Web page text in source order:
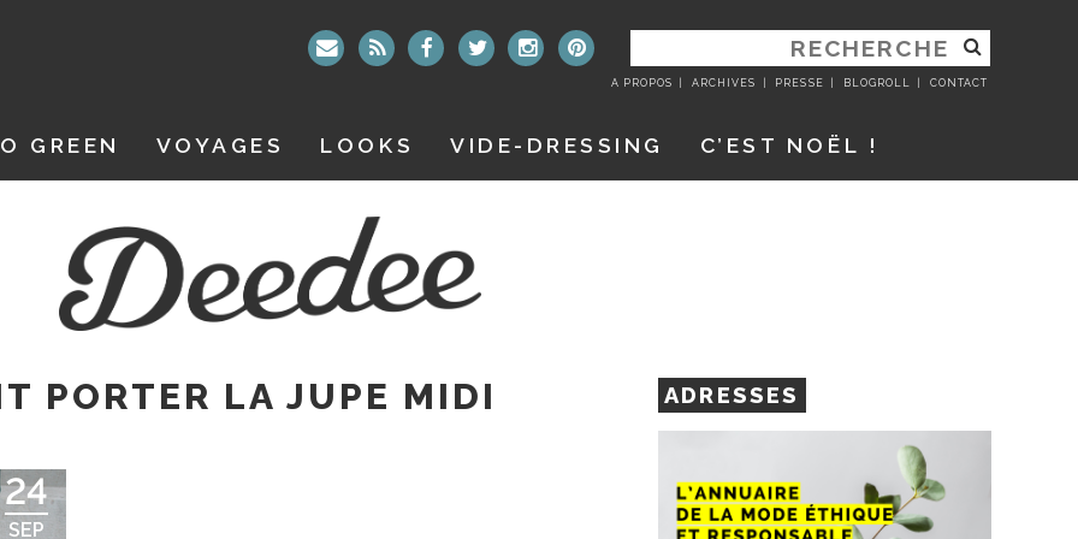
RECHERCHER
:
A PROPOS ARCHIVES PRESSE BLOGROLL CONTACT
GREEN VOYAGES LOOKS VIDE-DRESSING C’EST NOËL !
PORTER LA JUPE MIDI
24
SEP
ADRESSES